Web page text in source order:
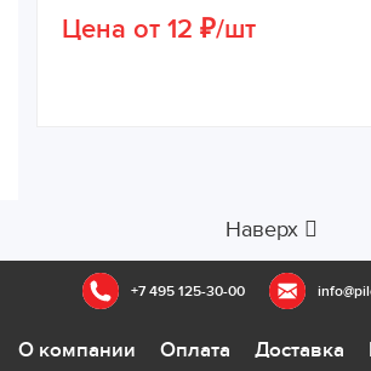
Цена от 12 ₽/шт
Наверх
+7 495 125-30-00
О компании Оплата Доставка